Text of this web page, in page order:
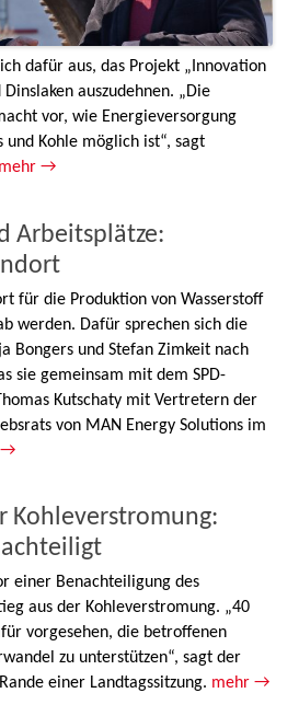
dafür aus, das Projekt „Innovation
auszudehnen. „Die
vor, wie Energieversorgung
und Kohle möglich ist“, sagt
mehr →
Arbeitsplätze:
für die Produktion von Wasserstoff
werden. Dafür sprechen sich die
Bongers und Stefan Zimkeit nach
sie gemeinsam mit dem SPD-
Kutschaty mit Vertretern der
von MAN Energy Solutions im
→
Kohleverstromung:
einer Benachteiligung des
aus der Kohleverstromung. „40
vorgesehen, die betroffenen
zu unterstützen“, sagt der
einer Landtagssitzung. mehr →